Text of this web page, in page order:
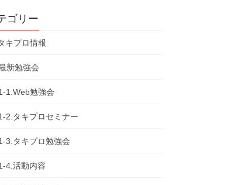
ゴリー
キプロ情報
新勉強会
1.Web勉強会
2.タキプロセミナー
3.タキプロ勉強会
4.活動内容